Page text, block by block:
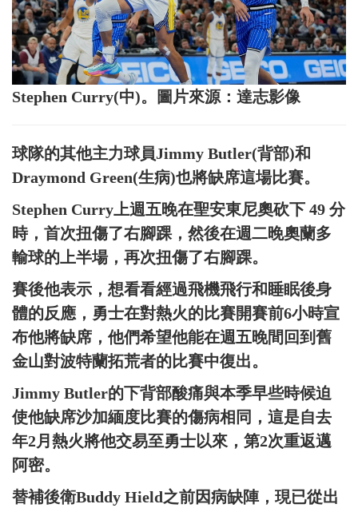
Stephen Curry(中)。圖片來源：達志影像
球隊的其他主力球員Jimmy Butler(背部)和
Draymond Green(生病)也將缺席這場比賽。
Stephen Curry上週五晚在聖安東尼奧砍下 49 分
時，首次扭傷了右腳踝，然後在週二晚奧蘭多
輸球的上半場，再次扭傷了右腳踝。
賽後他表示，想看看經過飛機飛行和睡眠後身
體的反應，勇士在對熱火的比賽開賽前6小時宣
布他將缺席，他們希望他能在週五晚間回到舊
金山對波特蘭拓荒者的比賽中復出。
Jimmy Butler的下背部酸痛與本季早些時候迫
使他缺席沙加緬度比賽的傷病相同，這是自去
年2月熱火將他交易至勇士以來，第2次重返邁
阿密。
替補後衛Buddy Hield之前因病缺陣，現已從出